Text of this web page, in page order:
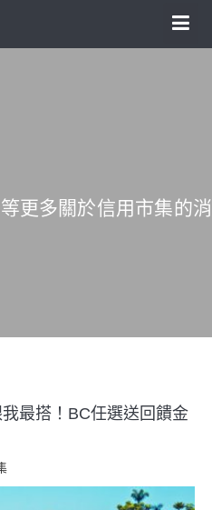
更多關於信用市集的消
最搭！BC任選送回饋金